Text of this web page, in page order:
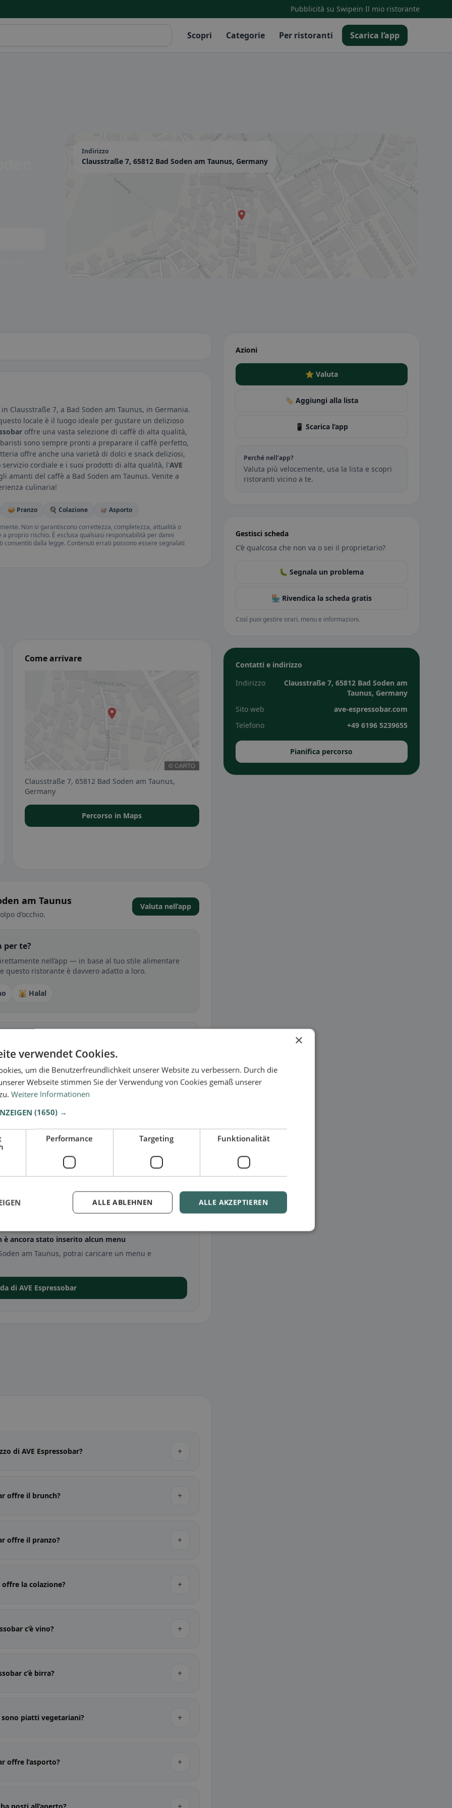
Pubblicità su Swipein·Il mio ristorante
Scopri Categorie Per ristoranti Scarica l’app
Indirizzo
Clausstraße 7, 65812 Bad Soden am Taunus, Germany
Clausstraße 7, a Bad Soden am Taunus, in Germania.
locale è il luogo ideale per gustare un delizioso
offre una vasta selezione di caffè di alta qualità,
sono sempre pronti a preparare il caffè perfetto,
offre anche una varietà di dolci e snack deliziosi,
cordiale e i suoi prodotti di alta qualità, l'AVE
del caffè a Bad Soden am Taunus. Venite a
culinaria!
🥪 Pranzo 🍳 Colazione
🥡 Asporto
Non si garantiscono correttezza, completezza, attualità o
proprio rischio. È esclusa qualsiasi responsabilità per danni
dalla legge. Contenuti errati possono essere segnalati
Come arrivare
Clausstraße 7, 65812 Bad Soden am Taunus,
Germany
Percorso in Maps
am Taunus
d’occhio.
Valuta nell’app
per te?
nell’app — in base al tuo stile alimentare
questo ristorante è davvero adatto a loro.
🕌 Halal
per senza glutine, vegano, vegetariano o halal.
è ancora stato inserito alcun menu
am Taunus, potrai caricare un menu e
di AVE Espressobar
di AVE Espressobar? +
offre il brunch? +
offre il pranzo? +
offre la colazione? +
c’è vino? +
c’è birra? +
sono piatti vegetariani? +
offre l’asporto? +
Azioni
⭐ Valuta
🏷️ Aggiungi alla lista
📱 Scarica l’app
Perché nell’app?
Valuta più velocemente, usa la lista e scopri
ristoranti vicino a te.
Gestisci scheda
C’è qualcosa che non va o sei il proprietario?
🐛 Segnala un problema
🏪 Rivendica la scheda gratis
Così puoi gestire orari, menu e informazioni.
Contatti e indirizzo
Indirizzo
Clausstraße 7, 65812 Bad Soden am
Taunus, Germany
Sito web
ave-espressobar.com
Telefono
+49 6196 5239655
Pianifica percorso
×
verwendet Cookies.
um die Benutzerfreundlichkeit unserer Website zu verbessern. Durch die
Webseite stimmen Sie der Verwendung von Cookies gemäß unserer
Weitere Informationen
(1650) →
Performance Targeting Funktionalität
ALLE AKZEPTIEREN
ALLE ABLEHNEN